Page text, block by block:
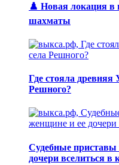
♟️ Новая локация в
шахматы
Где стояла древняя
Решного?
Судебные
дочери вселиться в